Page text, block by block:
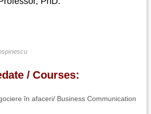
/ Courses:
în afaceri/ Business Communication